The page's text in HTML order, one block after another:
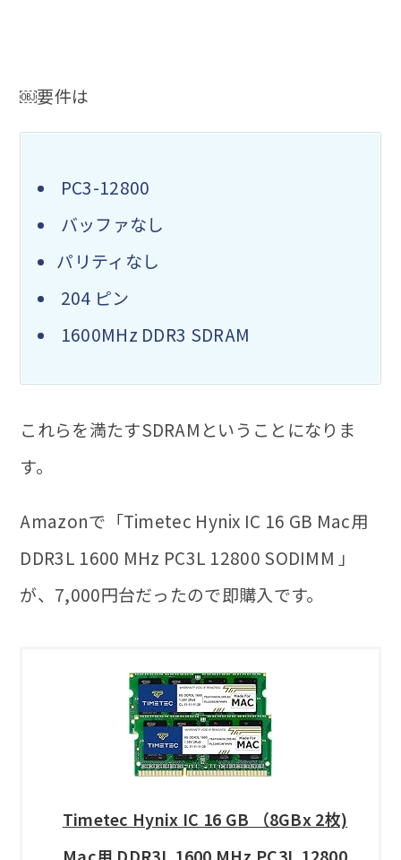
￼要件は
PC3-12800
バッファなし
パリティなし
204 ピン
1600MHz DDR3 SDRAM
これらを満たすSDRAM ということになりま
す。
Amazonで「Timetec Hynix IC 16 GB Mac用
DDR3L 1600 MHz PC3L 12800 SODIMM 」
が、7,000円台だったので即購入です。
Timetec Hynix IC 16 GB （8GBx 2枚)